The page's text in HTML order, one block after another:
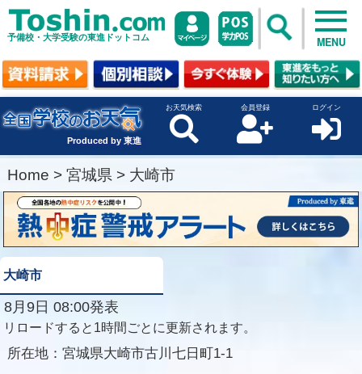
予備校・大学受験の東進ドットコム MENU
Produced by 東進
お天気検索 会員登録 ログイン
Home > 宮城県 > 大崎市
大崎市
8月9日 08:00発表
リロードすると1時間ごとに更新されます。
所在地： 宮城県大崎市古川七日町1-1